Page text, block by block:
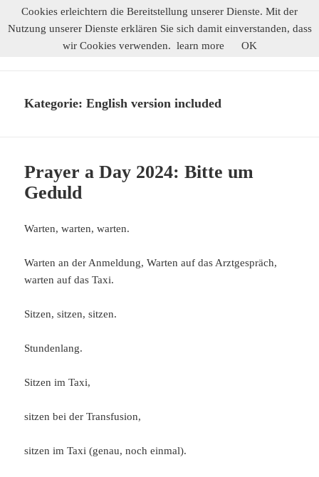
Werkelwald
Kategorie:English version included
Prayer a Day 2024: Bitte um
Geduld
Warten, warten, warten.
Warten an der Anmeldung, Warten auf das Arztgespräch,
warten auf das Taxi.
Sitzen, sitzen, sitzen.
Stundenlang.
Sitzen im Taxi,
sitzen bei der Transfusion,
sitzen im Taxi (genau, noch einmal).
Cookies erleichtern die Bereitstellung unserer Dienste. Mit der
Nutzung unserer Dienste erklären Sie sich damit einverstanden, dass
wir Cookies verwenden. learn more OK